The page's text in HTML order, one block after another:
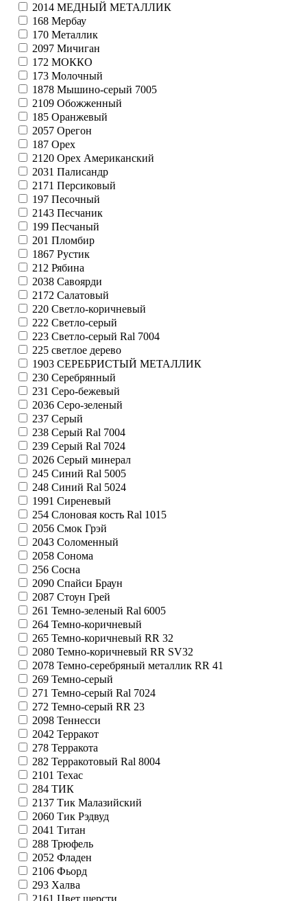
2014 МЕДНЫЙ МЕТАЛЛИК
168 Мербау
170 Металлик
2097 Мичиган
172 МОККО
173 Молочный
1878 Мышино-серый 7005
2109 Обожженный
185 Оранжевый
2057 Орегон
187 Орех
2120 Орех Американский
2031 Палисандр
2171 Персиковый
197 Песочный
2143 Песчаник
199 Песчаный
201 Пломбир
1867 Рустик
212 Рябина
2038 Савоярди
2172 Салатовый
220 Светло-коричневый
222 Светло-серый
223 Светло-серый Ral 7004
225 светлое дерево
1903 СЕРЕБРИСТЫЙ МЕТАЛЛИК
230 Серебрянный
231 Серо-бежевый
2036 Серо-зеленый
237 Серый
238 Серый Ral 7004
239 Серый Ral 7024
2026 Серый минерал
245 Синий Ral 5005
248 Синий Ral 5024
1991 Сиреневый
254 Слоновая кость Ral 1015
2056 Смок Грэй
2043 Соломенный
2058 Сонома
256 Сосна
2090 Спайси Браун
2087 Стоун Грей
261 Темно-зеленый Ral 6005
264 Темно-коричневый
265 Темно-коричневый RR 32
2080 Темно-коричневый RR SV32
2078 Темно-серебряный металлик RR 41
269 Темно-серый
271 Темно-серый Ral 7024
272 Темно-серый RR 23
2098 Теннесси
2042 Терракот
278 Терракота
282 Терракотовый Ral 8004
2101 Техас
284 ТИК
2137 Тик Малазийский
2060 Тик Рэдвуд
2041 Титан
288 Трюфель
2052 Фладен
2106 Фьорд
293 Халва
2161 Цвет шерсти